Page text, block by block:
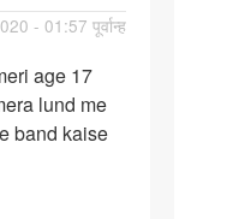
- 01:57 पूर्वान्ह
age 17
lund me
band kaise